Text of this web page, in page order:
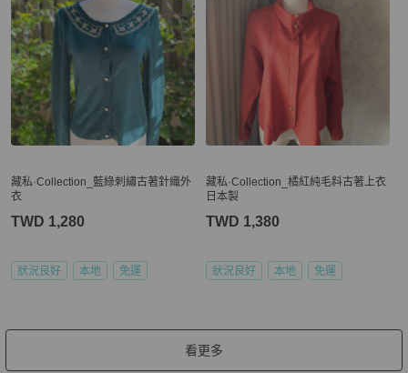
藏私·Collection_藍綠刺繡古著針織外
衣
TWD 1,280
狀況良好 本地 免運
藏私·Collection_橘紅純毛料古著上衣
日本製
TWD 1,380
狀況良好 本地 免運
看更多